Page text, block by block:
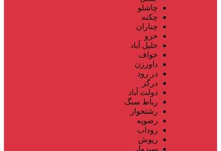
چاشلو
چکنه
چناران
خرو
خلیل آباد
خواف
داورزن
در رود
درگز
دولت آباد
رباط سنگ
رشتخوار
رضویه
روداب
ریوش
سبزوار